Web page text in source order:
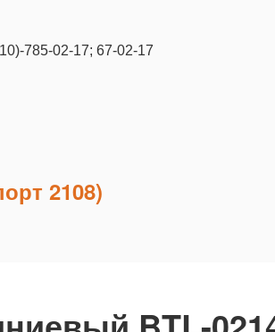
785-02-17; 67-02-17
2108)